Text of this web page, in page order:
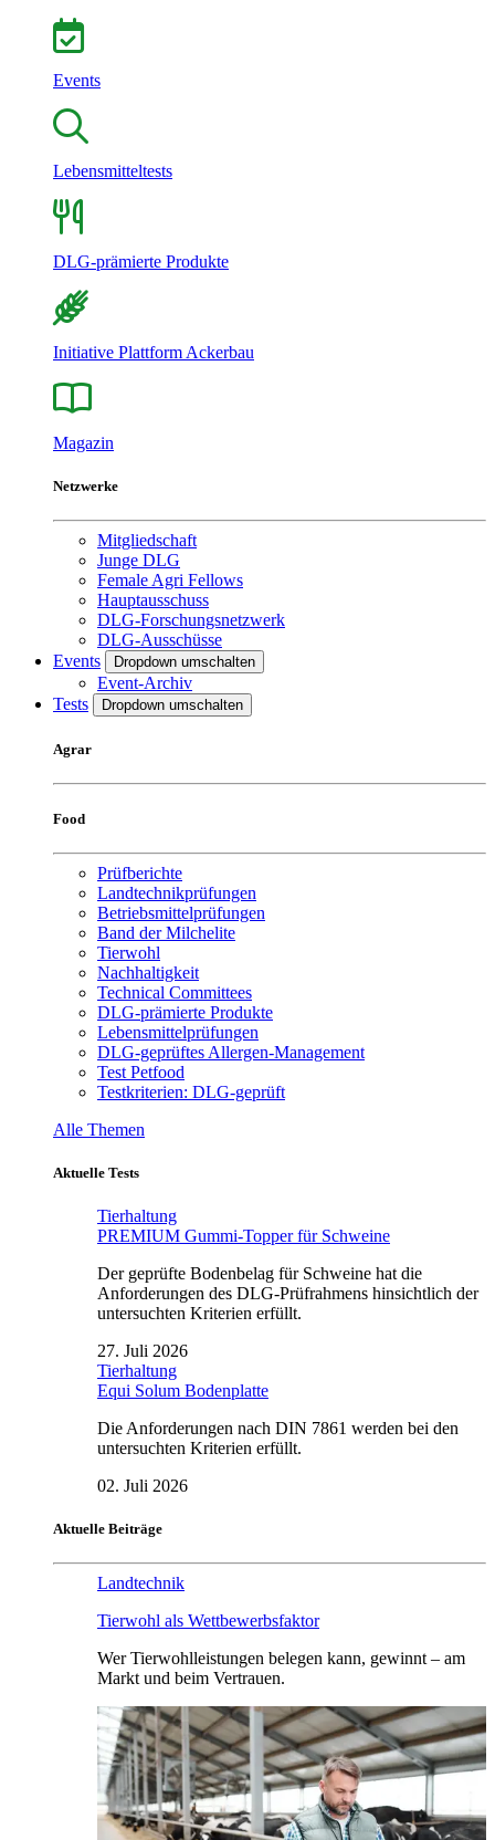
Events
Lebensmitteltests
DLG-prämierte Produkte
Initiative Plattform Ackerbau
Magazin
Netzwerke
Mitgliedschaft
Junge DLG
Female Agri Fellows
Hauptausschuss
DLG-Forschungsnetzwerk
DLG-Ausschüsse
Events
Dropdown umschalten
Event-Archiv
Tests
Dropdown umschalten
Agrar
Food
Prüfberichte
Landtechnikprüfungen
Betriebsmittelprüfungen
Band der Milchelite
Tierwohl
Nachhaltigkeit
Technical Committees
DLG-prämierte Produkte
Lebensmittelprüfungen
DLG-geprüftes Allergen-Management
Test Petfood
Testkriterien: DLG-geprüft
Alle Themen
Aktuelle Tests
Tierhaltung
PREMIUM Gummi-Topper für Schweine
Der geprüfte Bodenbelag für Schweine hat die
Anforderungen des DLG-Prüfrahmens hinsichtlich der
untersuchten Kriterien erfüllt.
27. Juli 2026
Tierhaltung
Equi Solum Bodenplatte
Die Anforderungen nach DIN 7861 werden bei den
untersuchten Kriterien erfüllt.
02. Juli 2026
Aktuelle Beiträge
Landtechnik
Tierwohl als Wettbewerbsfaktor
Wer Tierwohlleistungen belegen kann, gewinnt – am
Markt und beim Vertrauen.